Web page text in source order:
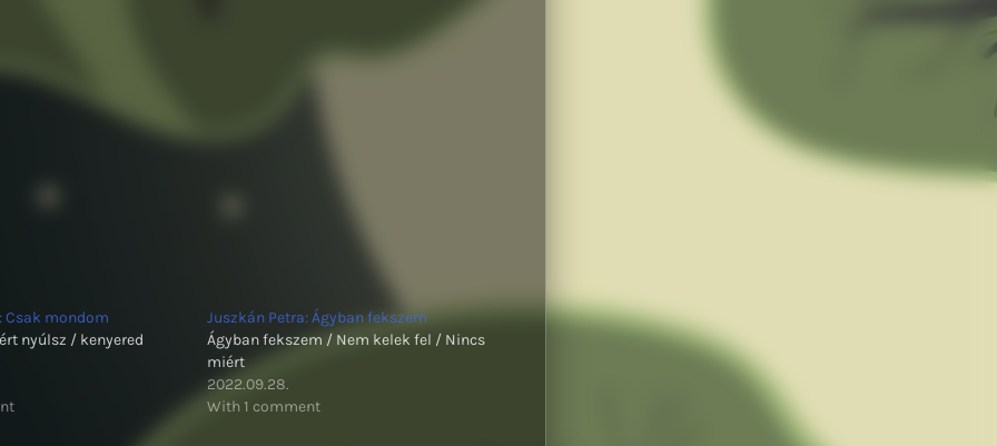
Csak mondom
nyúlsz / kenyered
Juszkán Petra: Ágyban fekszem
Ágyban fekszem / Nem kelek fel / Nincs
miért
2022.09.28.
With 1 comment